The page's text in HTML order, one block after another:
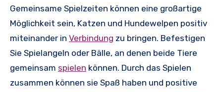
Gemeinsame Spielzeiten können eine großartige
Möglichkeit sein, Katzen und Hundewelpen positiv
miteinander in Verbindung zu bringen. Befestigen
Sie Spielangeln oder Bälle, an denen beide Tiere
gemeinsam spielen können. Durch das Spielen
zusammen können sie Spaß haben und positive